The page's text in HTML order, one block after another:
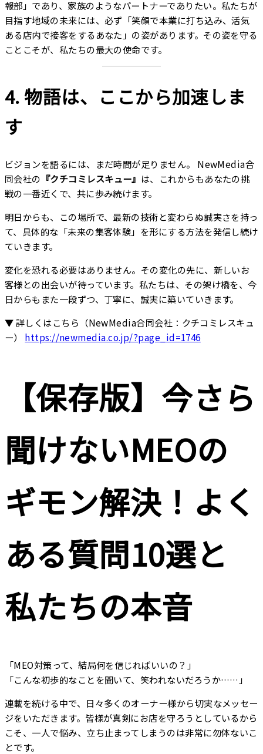
報部」であり、家族のようなパートナーでありたい。私たちが
目指す地域の未来には、必ず「笑顔で本業に打ち込み、活気
ある店内で接客をするあなた」の姿があります。その姿を守る
ことこそが、私たちの最大の使命です。
4. 物語は、ここから加速しま
す
ビジョンを語るには、まだ時間が足りません。 NewMedia合
同会社の 『クチコミレスキュー』 は、これからもあなたの挑
戦の一番近くで、共に歩み続けます。
明日からも、この場所で、最新の技術と変わらぬ誠実さを持っ
て、具体的な「未来の集客体験」を形にする方法を発信し続け
ていきます。
変化を恐れる必要はありません。その変化の先に、新しいお
客様との出会いが待っています。私たちは、その架け橋を、今
日からもまた一段ずつ、丁寧に、誠実に築いていきます。
▼ 詳しくはこちら（NewMedia合同会社：クチコミレスキュ
ー） https://newmedia.co.jp/?page_id=1746
【保存版】今さら
聞けないMEOの
ギモン解決！よく
ある質問10選と
私たちの本音
「MEO対策って、結局何を信じればいいの？」
「こんな初歩的なことを聞いて、笑われないだろうか……」
連載を続ける中で、日々多くのオーナー様から切実なメッセー
ジをいただきます。皆様が真剣にお店を守ろうとしているから
こそ、一人で悩み、立ち止まってしまうのは非常に勿体ないこ
とです。